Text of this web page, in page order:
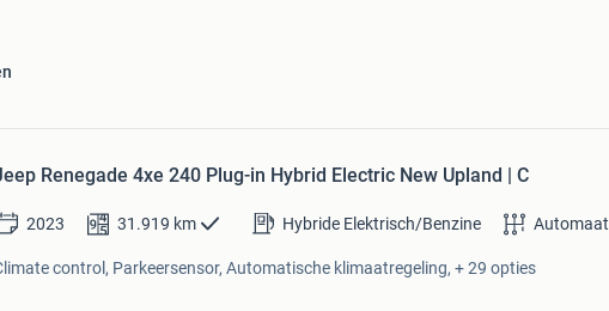
Renegade 4xe 240 Plug-in Hybrid Electric New Upland | C
2023 31.919 km Hybride Elektrisch/Benzine Automaat
control, Parkeersensor, Automatische klimaatregeling, + 29 opties